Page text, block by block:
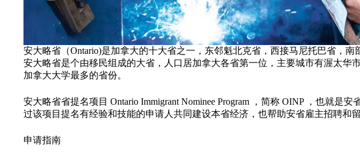
安大略省（Ontario)是加拿大的十大省之一，东邻魁北克省，西接马尼托巴省，
安大略省是个由移民组成的大省，人口居加拿大各省第一位，主要城市有渥太
加拿大大学最多的省份。
安大略省省提名项目 Ontario Immigrant Nominee Program ，简称 OINP ，也就
过该项目提名有经验和技能的申请人共同建设本省经济，也帮助安省雇主招聘和
申请指南